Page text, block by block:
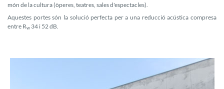
món de la cultura (òperes, teatres, sales d'espectacles).
Aquestes portes són la solució perfecta per a una reducció acústica compresa
entre Rw 34 i 52 dB.